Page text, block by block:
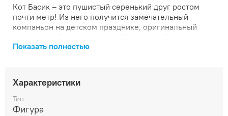
Кот Басик – это пушистый серенький друг ростом
почти метр! Из него получится замечательный
компаньон на детском празднике, оригинальный
интерьера вашего офиса. Шарики с гелием радуют
мероприятия самостоятельно! Весит мало, а счастья
приносит много!
Показать полностью
Характеристики
Тип
Фигура